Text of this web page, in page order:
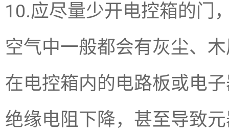
10.应尽量少开电控箱的门
空气中一般都会有灰尘、
在电控箱内的电路板或电
绝缘电阻下降，甚至导致